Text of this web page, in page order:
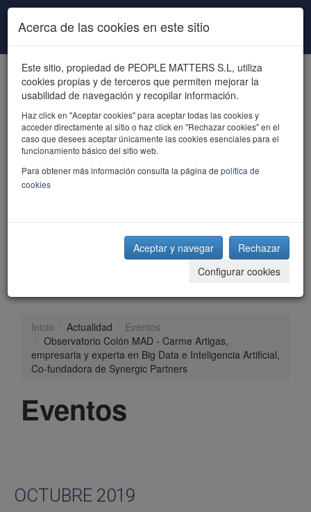
Pasar al contenido principal
powered by talent
Inicio Actualidad
Eventos
Observatorio Colón MAD - Carme Artigas,
empresaria y experta en Big Data e Inteligencia Artificial,
Co-fundadora de Synergic Partners
Eventos
OCTUBRE 2019
Acerca de las cookies en este sitio
Este sitio, propiedad de PEOPLE MATTERS S.L, utiliza
cookies propias y de terceros que permiten mejorar la
usabilidad de navegación y recopilar información.
Haz click en "Aceptar cookies" para aceptar todas las cookies y
acceder directamente al sitio o haz click en "Rechazar cookies" en el
caso que desees aceptar únicamente las cookies esenciales para el
funcionamiento básico del sitio web.
Para obtener más información consulta la página de política de
cookies
Aceptar y navegar
Rechazar
Configurar cookies